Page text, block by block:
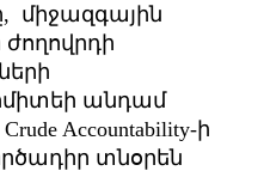
միջազգային
անդամ
Accountability-ի
տնօրեն